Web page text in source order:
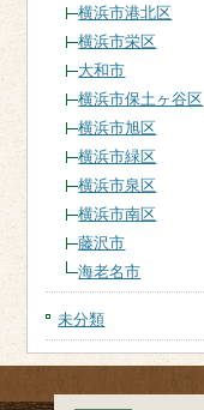
横浜市港北区
横浜市栄区
大和市
横浜市保土ヶ谷区
横浜市旭区
横浜市緑区
横浜市泉区
横浜市南区
藤沢市
海老名市
未分類